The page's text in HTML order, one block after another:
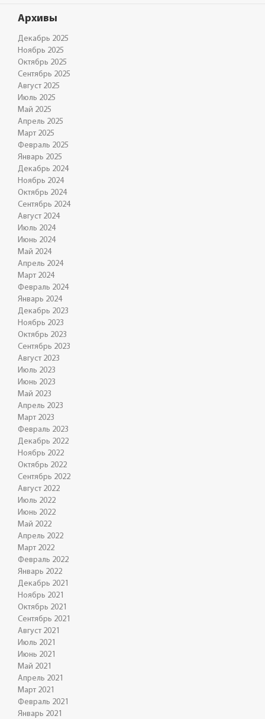
Архивы
Декабрь 2025
Ноябрь 2025
Октябрь 2025
Сентябрь 2025
Август 2025
Июль 2025
Май 2025
Апрель 2025
Март 2025
Февраль 2025
Январь 2025
Декабрь 2024
Ноябрь 2024
Октябрь 2024
Сентябрь 2024
Август 2024
Июль 2024
Июнь 2024
Май 2024
Апрель 2024
Март 2024
Февраль 2024
Январь 2024
Декабрь 2023
Ноябрь 2023
Октябрь 2023
Сентябрь 2023
Август 2023
Июль 2023
Июнь 2023
Май 2023
Апрель 2023
Март 2023
Февраль 2023
Декабрь 2022
Ноябрь 2022
Октябрь 2022
Сентябрь 2022
Август 2022
Июль 2022
Июнь 2022
Май 2022
Апрель 2022
Март 2022
Февраль 2022
Январь 2022
Декабрь 2021
Ноябрь 2021
Октябрь 2021
Сентябрь 2021
Август 2021
Июль 2021
Июнь 2021
Май 2021
Апрель 2021
Март 2021
Февраль 2021
Январь 2021